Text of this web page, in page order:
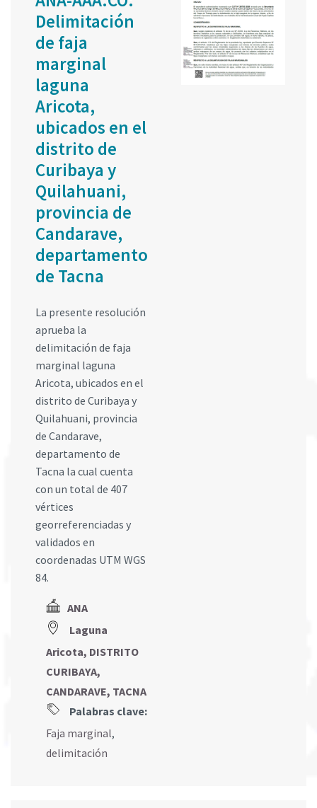
Delimitación
de faja
marginal
laguna
Aricota,
ubicados en el
distrito de
Curibaya y
Quilahuani,
provincia de
Candarave,
departamento
de Tacna
La presente resolución
aprueba la
delimitación de faja
marginal laguna
Aricota, ubicados en el
distrito de Curibaya y
Quilahuani, provincia
de Candarave,
departamento de
Tacna la cual cuenta
con un total de 407
vértices
georreferenciadas y
validados en
coordenadas UTM WGS
84.
ANA
Laguna
Aricota, DISTRITO
CURIBAYA,
CANDARAVE, TACNA
Palabras clave:
Faja marginal,
delimitación